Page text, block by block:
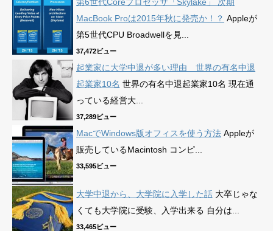
MacBook Proは2015年秋に発売か！？ Appleが
第5世代CPU Broadwellを見...
37,472ビュー
起業家に大学中退が多い理由 世界の有名中退
起業家10名 世界の有名中退起業家10名 現在通
っている経営大...
37,289ビュー
MacでWindows版オフィスを使う方法 Appleが
販売しているMacintosh コンピ...
33,595ビュー
大学中退から、大学院に入学した話 大卒じゃな
くても大学院に受験、入学出来る 自分は...
33,465ビュー